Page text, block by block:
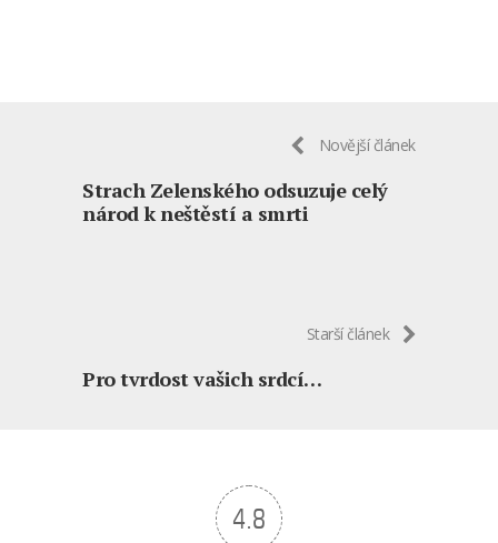
Novější článek
Strach Zelenského odsuzuje celý
národ k neštěstí a smrti
Starší článek
Pro tvrdost vašich srdcí…
4.8